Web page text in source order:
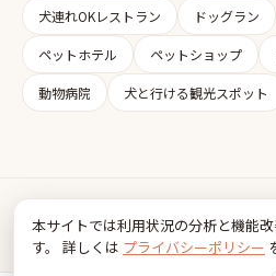
犬連れOKレストラン ドッグラン
ペットホテル ペットショップ
動物病院 犬と行ける観光スポット
Inudia
犬とお出かけ
本サイトでは利用状況の分析と機能
す。 詳しくは プライバシーポリシー